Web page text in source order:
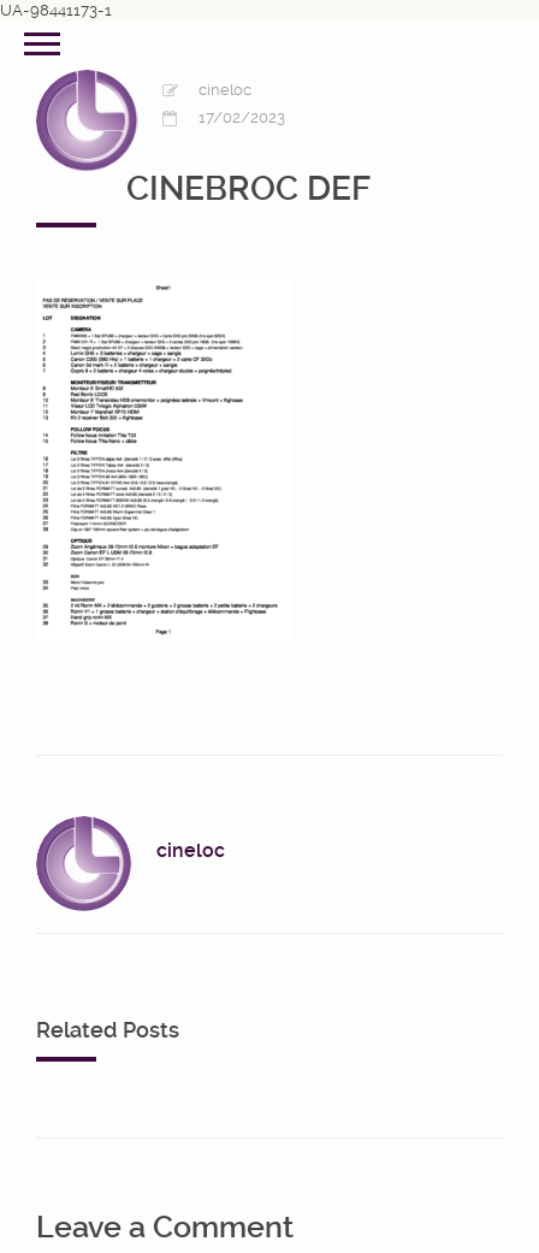
UA-98441173-1
cineloc
17/02/2023
CINEBROC DEF
cineloc
Related Posts
Leave a Comment